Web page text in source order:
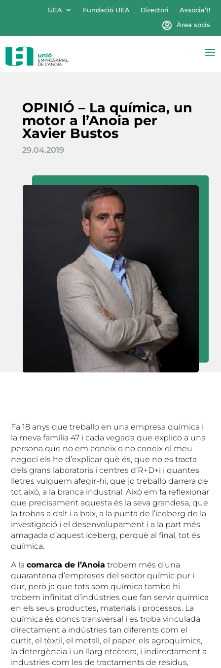
UEA Fundació UEA Directori
Associa’t!
Àrea socis
OPINIÓ – La química, un
motor a l’Anoia per
Xavier Bustos
29.04.2019
Fa 18 anys que treballo en una empresa química i
la meva família 47 i cada vegada que explico a una
persona que no em coneix o no coneix el meu
negoci els he d’explicar què és, que no es tracta
dels grans laboratoris i centres d’R+D+i i quantes
lletres vulguem afegir-hi, que jo treballo darrera de
tot això, a la branca industrial. Això em fa reflexionar
que precisament aquesta és la seva grandesa, que
la trobes a dalt i a baix, a la punta de l’iceberg de la
investigació i el desenvolupament i a la part més
amagada d’aquest iceberg, perquè al final, tot és
química.
A lacomarca de l’Anoia trobem més d’una
quarantena d’empreses del sector químic pur i
dur, però ja que tots som química també hi
trobem infinitat d’indústries que fan servir química
en els seus productes, materials i processos. La
química és doncs transversal i es troba vinculada
directament a indústries tan diferents com el
curtit, el tèxtil, el metall, el paper, els agroquímics,
la detergència i un llarg etcètera, i indirectament a
industries com les de tractaments de residus,